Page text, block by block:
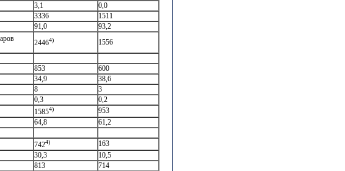
3,1
0,0
3336
1511
91,0
93,2
24464)
1556
853
600
34,9
38,6
8
3
0,3
0,2
15854)
953
64,8
61,2
7424)
163
30,3
10,5
813
714